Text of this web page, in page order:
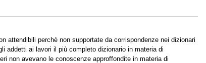
attendibili perchè non supportate da corrispondenze nei dizionari
addetti ai lavori il più completo dizionario in materia di
non avevano le conoscenze approffondite in materia di